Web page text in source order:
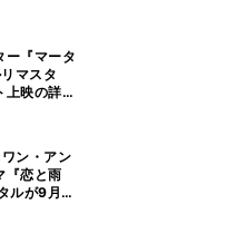
ー『マータ
マスタ
上映の詳細
ン・アン
『恋と雨
ルが9月2